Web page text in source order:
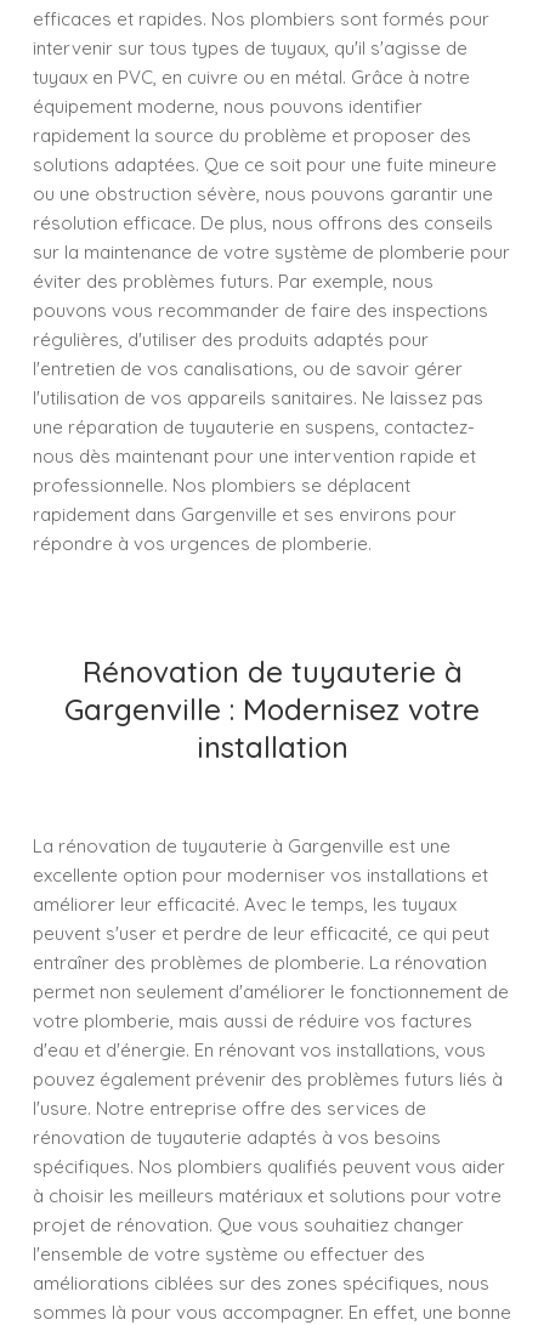
efficaces et rapides. Nos plombiers sont formés pour
intervenir sur tous types de tuyaux, qu'il s'agisse de
tuyaux en PVC, en cuivre ou en métal. Grâce à notre
équipement moderne, nous pouvons identifier
rapidement la source du problème et proposer des
solutions adaptées. Que ce soit pour une fuite mineure
ou une obstruction sévère, nous pouvons garantir une
résolution efficace. De plus, nous offrons des conseils
sur la maintenance de votre système de plomberie pour
éviter des problèmes futurs. Par exemple, nous
pouvons vous recommander de faire des inspections
régulières, d'utiliser des produits adaptés pour
l'entretien de vos canalisations, ou de savoir gérer
l'utilisation de vos appareils sanitaires. Ne laissez pas
une réparation de tuyauterie en suspens, contactez-
nous dès maintenant pour une intervention rapide et
professionnelle. Nos plombiers se déplacent
rapidement dans Gargenville et ses environs pour
répondre à vos urgences de plomberie.
Rénovation de tuyauterie à
Gargenville : Modernisez votre
installation
La rénovation de tuyauterie à Gargenville est une
excellente option pour moderniser vos installations et
améliorer leur efficacité. Avec le temps, les tuyaux
peuvent s'user et perdre de leur efficacité, ce qui peut
entraîner des problèmes de plomberie. La rénovation
permet non seulement d'améliorer le fonctionnement de
votre plomberie, mais aussi de réduire vos factures
d'eau et d'énergie. En rénovant vos installations, vous
pouvez également prévenir des problèmes futurs liés à
l'usure. Notre entreprise offre des services de
rénovation de tuyauterie adaptés à vos besoins
spécifiques. Nos plombiers qualifiés peuvent vous aider
à choisir les meilleurs matériaux et solutions pour votre
projet de rénovation. Que vous souhaitiez changer
l'ensemble de votre système ou effectuer des
améliorations ciblées sur des zones spécifiques, nous
sommes là pour vous accompagner. En effet, une bonne